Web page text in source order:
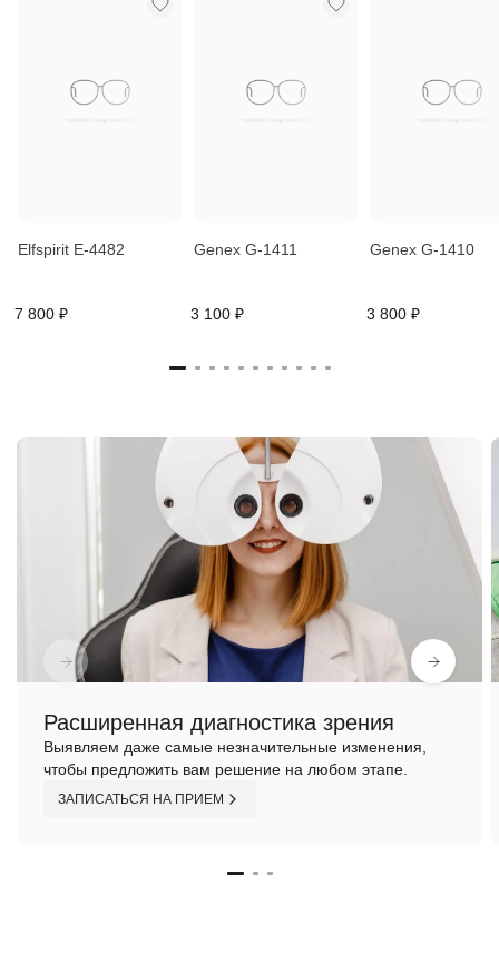
Elfspirit E-4482
7 800 ₽
Genex G-1411
3 100 ₽
Genex G-1410
3 800 ₽
Расширенная диагностика зрения
Выявляем даже самые незначительные изменения,
чтобы предложить вам решение на любом этапе.
ЗАПИСАТЬСЯ НА ПРИЕМ